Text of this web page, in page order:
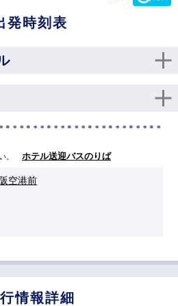
発時刻表
。 ホテル送迎バスのりば
空港前
情報詳細